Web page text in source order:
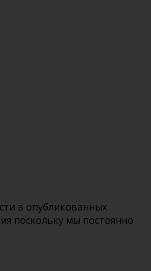
в опубликованных
поскольку мы постоянно